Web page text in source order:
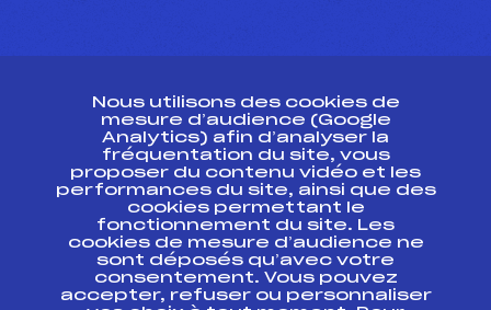
Ressources
Pass’Neige
Projet sportif fédéral
Projet de performance fédéral
Antidopage
Pôle Développement, Formation, Suivi
Scientifique
Nous utilisons des cookies de
mesure d’audience (Google
Analytics) afin d’analyser la
fréquentation du site, vous
proposer du contenu vidéo et les
performances du site, ainsi que des
cookies permettant le
fonctionnement du site. Les
cookies de mesure d’audience ne
sont déposés qu’avec votre
consentement. Vous pouvez
accepter, refuser ou personnaliser